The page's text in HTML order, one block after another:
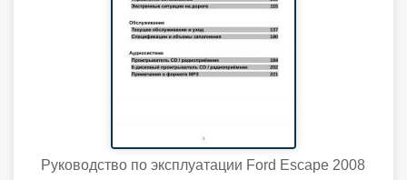
Руководство по эксплуатации Ford Escape 2008